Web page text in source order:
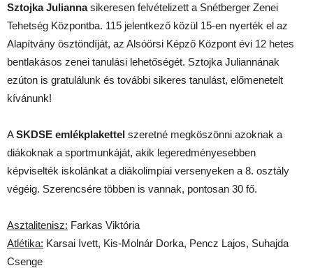
Sztojka Juliannasikeresen felvételizett a Snétberger Zenei
Tehetség Központba. 115 jelentkező közül 15-en nyerték el az
Alapítvány ösztöndíját, az Alsóörsi Képző Központ évi 12 hetes
bentlakásos zenei tanulási lehetőségét. Sztojka Juliannának
ezúton is gratulálunk és további sikeres tanulást, előmenetelt
kívánunk!
ASKDSE emlékplakettel szeretné megköszönni azoknak a
diákoknak a sportmunkáját, akik legeredményesebben
képviselték iskolánkat a diákolimpiai versenyeken a 8. osztály
végéig. Szerencsére többen is vannak, pontosan 30 fő.
Asztalitenisz: Farkas Viktória
Atlétika: Karsai Ivett, Kis-Molnár Dorka, Pencz Lajos, Suhajda
Csenge